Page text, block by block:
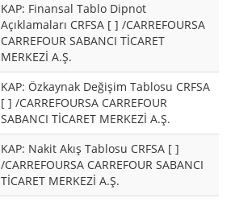
KAP: Finansal Tablo Dipnot
Açıklamaları CRFSA [ ] /CARREFOURSA
CARREFOUR SABANCI TİCARET
MERKEZİ A.Ş.
KAP: Özkaynak Değişim Tablosu CRFSA
[ ] /CARREFOURSA CARREFOUR
SABANCI TİCARET MERKEZİ A.Ş.
KAP: Nakit Akış Tablosu CRFSA [ ]
/CARREFOURSA CARREFOUR SABANCI
TİCARET MERKEZİ A.Ş.